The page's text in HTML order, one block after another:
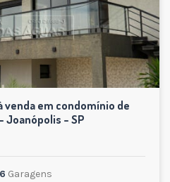
venda em condomínio de
Joanópolis – SP
6 Garagens